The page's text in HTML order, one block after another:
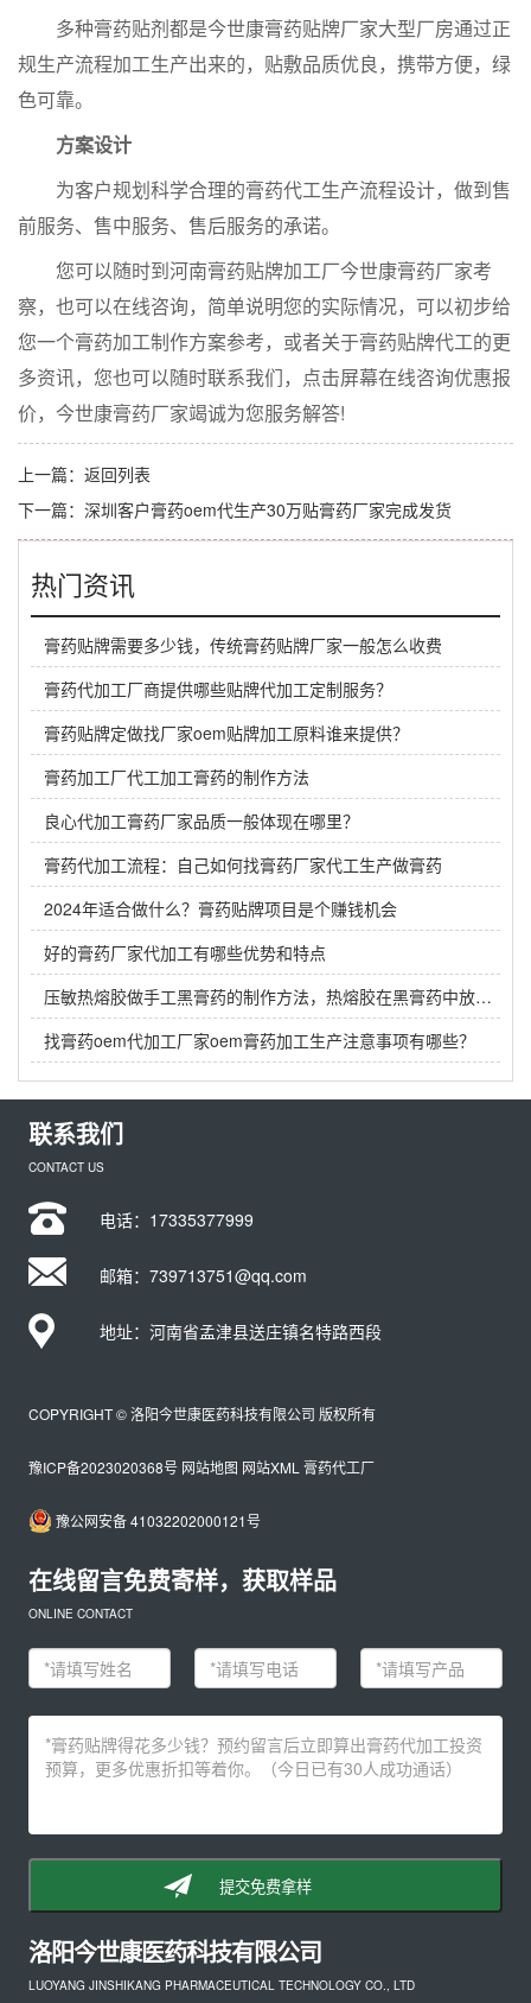
多种膏药贴剂都是今世康膏药贴牌厂家大型厂房通过正
规生产流程加工生产出来的，贴敷品质优良，携带方便，绿
色可靠。
方案设计
为客户规划科学合理的膏药代工生产流程设计，做到售
前服务、售中服务、售后服务的承诺。
您可以随时到河南膏药贴牌加工厂今世康膏药厂家考
察，也可以在线咨询，简单说明您的实际情况，可以初步给
您一个膏药加工制作方案参考，或者关于膏药贴牌代工的更
多资讯，您也可以随时联系我们，点击屏幕在线咨询优惠报
价，今世康膏药厂家竭诚为您服务解答!
上一篇： 返回列表
下一篇： 深圳客户膏药oem代生产30万贴膏药厂家完成发货
热门资讯
膏药贴牌需要多少钱，传统膏药贴牌厂家一般怎么收费
膏药代加工厂商提供哪些贴牌代加工定制服务？
膏药贴牌定做找厂家oem贴牌加工原料谁来提供？
膏药加工厂代工加工膏药的制作方法
良心代加工膏药厂家品质一般体现在哪里？
膏药代加工流程：自己如何找膏药厂家代工生产做膏药
2024年适合做什么？膏药贴牌项目是个赚钱机会
好的膏药厂家代加工有哪些优势和特点
压敏热熔胶做手工黑膏药的制作方法，热熔胶在黑膏药中放多少？
找膏药oem代加工厂家oem膏药加工生产注意事项有哪些？
联系我们
CONTACT US
电话： 17335377999
邮箱：739713751@qq.com
地址：河南省孟津县送庄镇名特路西段
COPYRIGHT © 洛阳今世康医药科技有限公司 版权所有
豫ICP备2023020368号 网站地图 网站XML 膏药代工厂
豫公网安备 41032202000121号
在线留言免费寄样，获取样品
ONLINE CONTACT
提交免费拿样
洛阳今世康医药科技有限公司
LUOYANG JINSHIKANG PHARMACEUTICAL TECHNOLOGY CO., LTD